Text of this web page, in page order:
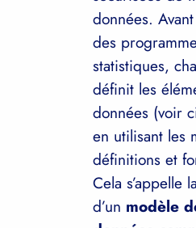
données.
des
statistiques,
définit les
données (voir
en utilisant les
définitions et
Cela s’appelle
d’un modèle